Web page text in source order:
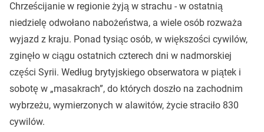
Chrześcijanie w regionie żyją w strachu - w ostatnią
niedzielę odwołano nabożeństwa, a wiele osób rozważa
wyjazd z kraju. Ponad tysiąc osób, w większości cywilów,
zginęło w ciągu ostatnich czterech dni w nadmorskiej
części Syrii. Według brytyjskiego obserwatora w piątek i
sobotę w „masakrach”, do których doszło na zachodnim
wybrzeżu, wymierzonych w alawitów, życie straciło 830
cywilów.